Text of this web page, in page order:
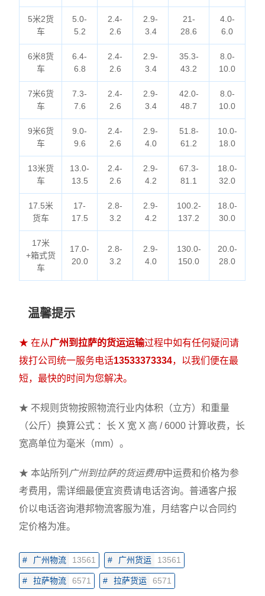
5米2货
车
5.0-
5.2
2.4-
2.6
2.9-
3.4
21-
28.6
4.0-
6.0
6米8货
车
6.4-
6.8
2.4-
2.6
2.9-
3.4
35.3-
43.2
8.0-
10.0
7米6货
车
7.3-
7.6
2.4-
2.6
2.9-
3.4
42.0-
48.7
8.0-
10.0
9米6货
车
9.0-
9.6
2.4-
2.6
2.9-
4.0
51.8-
61.2
10.0-
18.0
13米货
车
13.0-
13.5
2.4-
2.6
2.9-
4.2
67.3-
81.1
18.0-
32.0
17.5米
货车
17-
17.5
2.8-
3.2
2.9-
4.2
100.2-
137.2
18.0-
30.0
17米
+箱式货
车
17.0-
20.0
2.8-
3.2
2.9-
4.0
130.0-
150.0
20.0-
28.0
温馨提示
★ 在从广州到拉萨的货运运输过程中如有任何疑问请
拨打公司统一服务电话13533373334，以我们便在最
短，最快的时间为您解决。
★ 不规则货物按照物流行业内体积（立方）和重量
（公斤）换算公式 ：长 X 宽 X 高 / 6000 计算收费，长
宽高单位为毫米（mm）。
★ 本站所列 广州到拉萨的货运费用中运费和价格为参
考费用，需详细最便宜资费请电话咨询。普通客户报
价以电话咨询港邦物流客服为准，月结客户以合同约
定价格为准。
# 广州物流 13561 # 广州货运 13561
# 拉萨物流 6571 # 拉萨货运 6571